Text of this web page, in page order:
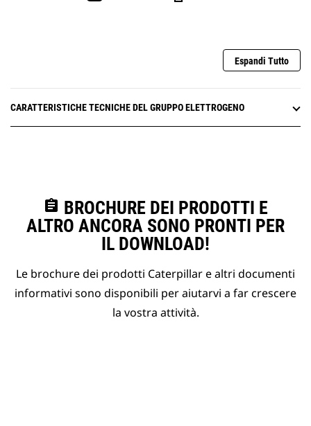
Espandi Tutto
CARATTERISTICHE TECNICHE DEL GRUPPO ELETTROGENO
assignment BROCHURE DEI PRODOTTI E
ALTRO ANCORA SONO PRONTI PER
IL DOWNLOAD!
Le brochure dei prodotti Caterpillar e altri documenti
informativi sono disponibili per aiutarvi a far crescere
la vostra attività.